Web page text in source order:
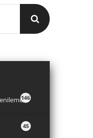
146
45